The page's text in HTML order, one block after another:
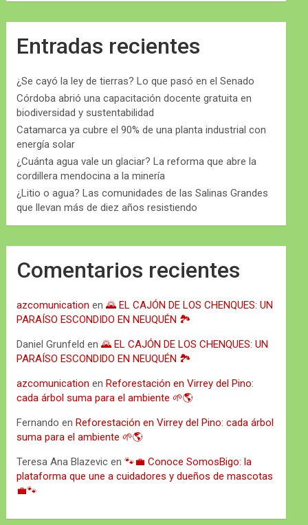
Entradas recientes
¿Se cayó la ley de tierras? Lo que pasó en el Senado
Córdoba abrió una capacitación docente gratuita en
biodiversidad y sustentabilidad
Catamarca ya cubre el 90% de una planta industrial con
energía solar
¿Cuánta agua vale un glaciar? La reforma que abre la
cordillera mendocina a la minería
¿Litio o agua? Las comunidades de las Salinas Grandes
que llevan más de diez años resistiendo
Comentarios recientes
azcomunication en🌄 EL CAJÓN DE LOS CHENQUES: UN
PARAÍSO ESCONDIDO EN NEUQUÉN 🏞️
Daniel Grunfeld en🌄 EL CAJÓN DE LOS CHENQUES: UN
PARAÍSO ESCONDIDO EN NEUQUÉN 🏞️
azcomunication en Reforestación en Virrey del Pino:
cada árbol suma para el ambiente 🌱🌎
Fernando en Reforestación en Virrey del Pino: cada árbol
suma para el ambiente 🌱🌎
Teresa Ana Blazevic en🐾💼 Conoce SomosBigo: la
plataforma que une a cuidadores y dueños de mascotas
💼🐾